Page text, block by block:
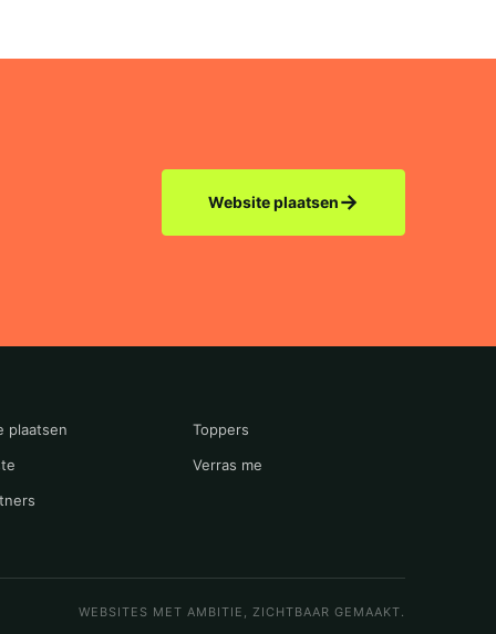
Website plaatsen→
plaatsen
Toppers
Verras me
WEBSITES MET AMBITIE, ZICHTBAAR GEMAAKT.